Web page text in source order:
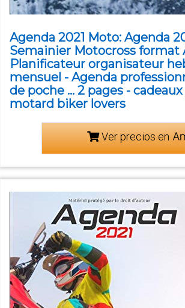
Agenda 2021 Moto: Agenda
Semainier Motocross format
Planificateur organisateur
mensuel - Agenda
de poche ... 2 pages -
motard biker lovers
Ver precios en